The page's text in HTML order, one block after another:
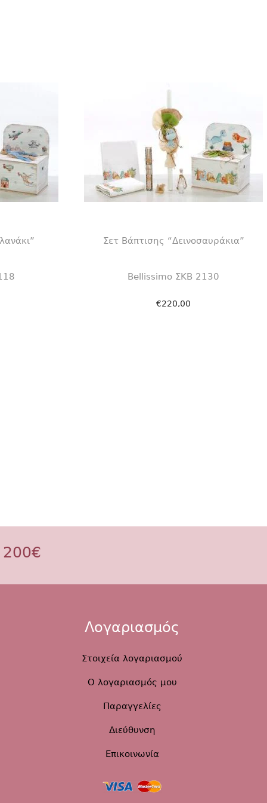
Σετ Βάπτισης “Δεινοσαυράκια”
Bellissimo ΣΚΒ 2130
€220,00
Λογαριασμός
Στοιχεία λογαριασμού
Ο λογαριασμός μου
Παραγγελίες
Διεύθυνση
Επικοινωνία